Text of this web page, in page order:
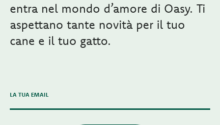
entra nel mondo d’amore di Oasy. Ti
aspettano tante novità per il tuo
cane e il tuo gatto.
LA TUA EMAIL